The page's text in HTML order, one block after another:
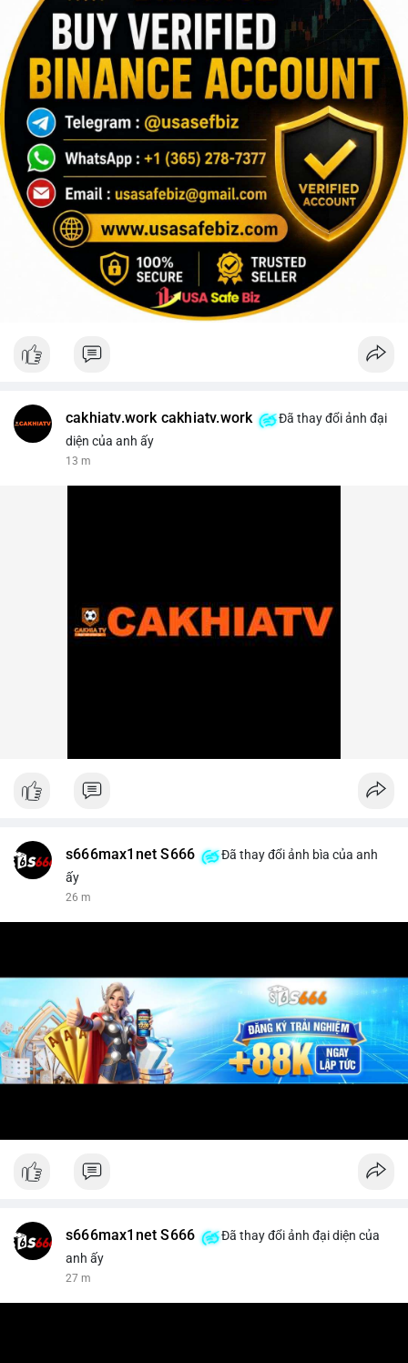
cakhiatv.work cakhiatv.work
Đã thay đổi ảnh đại
diện của anh ấy
13 m
s666max1net S666
Đã thay đổi ảnh bìa của anh
ấy
26 m
s666max1net S666
Đã thay đổi ảnh đại diện của
anh ấy
27 m